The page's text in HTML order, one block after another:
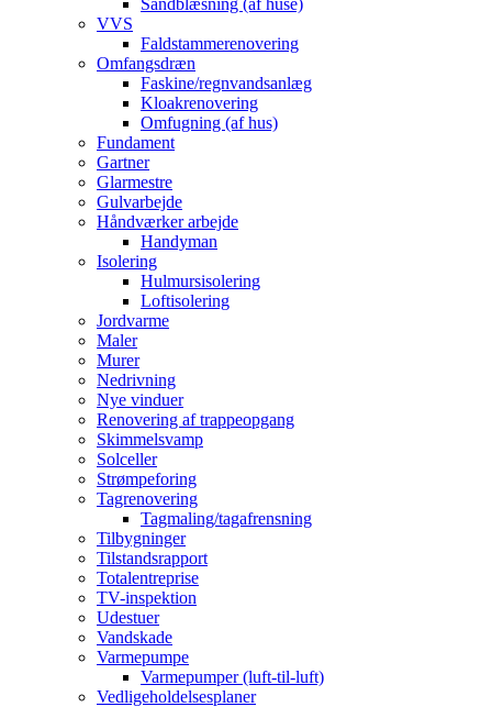
Sandblæsning (af huse)
VVS
Faldstammerenovering
Omfangsdræn
Faskine/regnvandsanlæg
Kloakrenovering
Omfugning (af hus)
Fundament
Gartner
Glarmestre
Gulvarbejde
Håndværker arbejde
Handyman
Isolering
Hulmursisolering
Loftisolering
Jordvarme
Maler
Murer
Nedrivning
Nye vinduer
Renovering af trappeopgang
Skimmelsvamp
Solceller
Strømpeforing
Tagrenovering
Tagmaling/tagafrensning
Tilbygninger
Tilstandsrapport
Totalentreprise
TV-inspektion
Udestuer
Vandskade
Varmepumpe
Varmepumper (luft-til-luft)
Vedligeholdelsesplaner